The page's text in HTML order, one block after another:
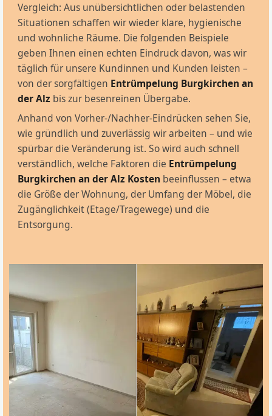
Vergleich: Aus unübersichtlichen oder belastenden
Situationen schaffen wir wieder klare, hygienische
und wohnliche Räume. Die folgenden Beispiele
geben Ihnen einen echten Eindruck davon, was wir
täglich für unsere Kundinnen und Kunden leisten –
von der sorgfältigen Entrümpelung Burgkirchen an
der Alz bis zur besenreinen Übergabe.
Anhand von Vorher-/Nachher-Eindrücken sehen Sie,
wie gründlich und zuverlässig wir arbeiten – und wie
spürbar die Veränderung ist. So wird auch schnell
verständlich, welche Faktoren die Entrümpelung
Burgkirchen an der Alz Kosten beeinflussen – etwa
die Größe der Wohnung, der Umfang der Möbel, die
Zugänglichkeit (Etage/Tragewege) und die
Entsorgung.